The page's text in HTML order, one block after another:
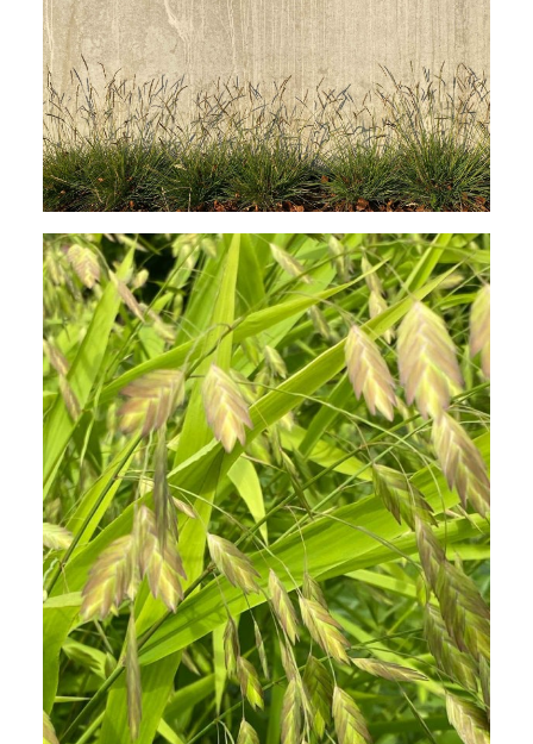
Sesleria autumnalis, das Herbstkopfgras, ist
ein niedrig bleibendes immergrünes Ziergras.
Chasmanthium latifolium, Plattährengras